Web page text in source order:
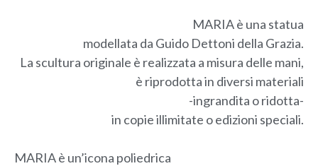
MARIA è una statua
modellata da Guido Dettoni della Grazia.
La scultura originale è realizzata a misura delle mani,
è riprodotta in diversi materiali
-ingrandita o ridotta-
in copie illimitate o edizioni speciali.
MARIA è un’icona poliedrica